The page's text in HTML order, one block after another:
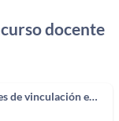
docente
Porcentaje de ganadores que fueron docentes de vinculación especial UD